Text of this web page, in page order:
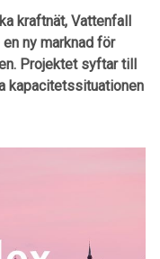
kraftnät, Vattenfall
ny marknad för
Projektet syftar till
kapacitetssituationen